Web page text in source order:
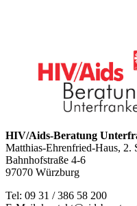
HIV/Aids-Beratung
Matthias-Ehrenfried-Haus, 2.
Bahnhofstraße 4-6
97070 Würzburg
Tel: 09 31 / 386 58 200